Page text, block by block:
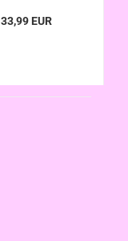
33,99 EUR